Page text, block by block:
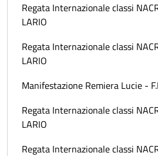
Regata Internazionale classi
LARIO
Regata Internazionale classi
LARIO
Manifestazione Remiera Lucie -
Regata Internazionale classi
LARIO
Regata Internazionale classi